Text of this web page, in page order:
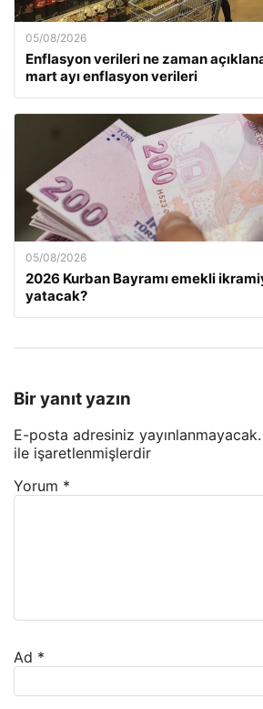
05/08/2026
Enflasyon verileri ne zaman
mart ayı enflasyon verileri
05/08/2026
2026 Kurban Bayramı emekli
yatacak?
Bir yanıt yazın
E-posta adresiniz yayınlanmayacak.
ile işaretlenmişlerdir
Yorum *
Ad *